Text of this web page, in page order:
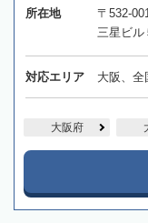
所在地
〒532-
三星ビル
対応エリア 大阪、全
大阪府